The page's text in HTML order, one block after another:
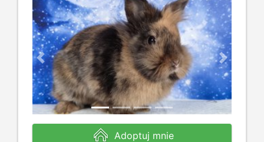
Previous Next
Adoptuj mnie